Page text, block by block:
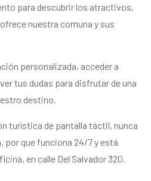
para descubrir los atractivos,
nuestra comuna y sus
personalizada, acceder a
tus dudas para disfrutar de una
destino.
turística de pantalla táctil, nunca
por que funciona 24/7 y está
en calle Del Salvador 320.